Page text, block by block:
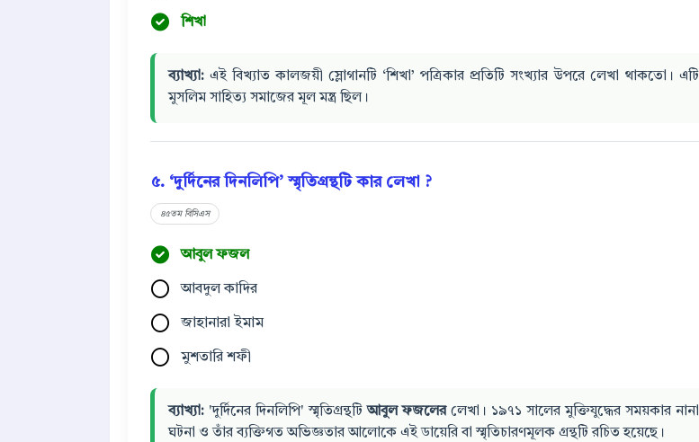
শিখা
ব্যাখ্যা: এই বিখ্যাত কালজয়ী স্লোগানটি ‘শিখা’ পত্রিকার প্রতিটি সংখ্যার উপরে লেখা থাকতো। এটি
মুসলিম সাহিত্য সমাজের মূল মন্ত্র ছিল।
৫. ‘দুর্দিনের দিনলিপি’ স্মৃতিগ্রন্থটি কার লেখা ?
৪৫তম বিসিএস
আবুল ফজল
আবদুল কাদির
জাহানারা ইমাম
মুশতারি শফী
ব্যাখ্যা: 'দুর্দিনের দিনলিপি' স্মৃতিগ্রন্থটি আবুল ফজলের লেখা। ১৯৭১ সালের মুক্তিযুদ্ধের সময়কার নানা
ঘটনা ও তাঁর ব্যক্তিগত অভিজ্ঞতার আলোকে এই ডায়েরি বা স্মৃতিচারণমূলক গ্রন্থটি রচিত হয়েছে।